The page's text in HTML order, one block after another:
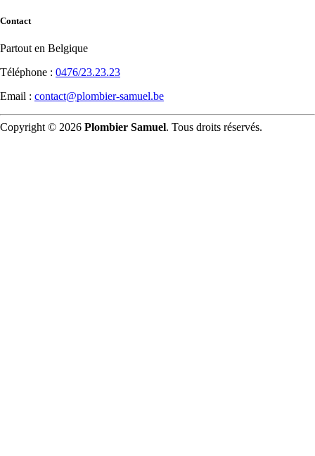
Contact
Partout en Belgique
Téléphone : 0476/23.23.23
Email : contact@plombier-samuel.be
Copyright © 2026 Plombier Samuel. Tous droits réservés.